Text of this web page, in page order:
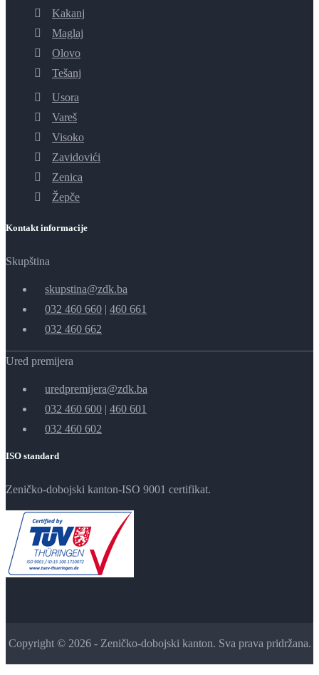
Kakanj
Maglaj
Olovo
Tešanj
Usora
Vareš
Visoko
Zavidovići
Zenica
Žepče
Kontakt informacije
Skupština
skupstina@zdk.ba
032 460 660 | 460 661
032 460 662
Ured premijera
uredpremijera@zdk.ba
032 460 600 | 460 601
032 460 602
ISO standard
Zeničko-dobojski kanton-ISO 9001 certifikat.
Copyright © 2026 - Zeničko-dobojski kanton. Sva prava pridržana.